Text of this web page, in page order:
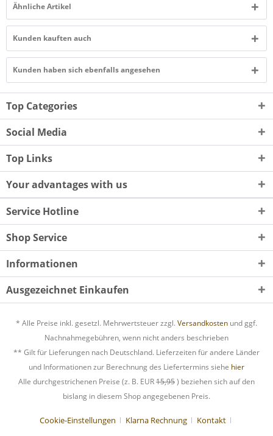
Ähnliche Artikel
Kunden kauften auch
Kunden haben sich ebenfalls angesehen
Top Categories
Social Media
Top Links
Your advantages with us
Service Hotline
Shop Service
Informationen
Ausgezeichnet Einkaufen
* Alle Preise inkl. gesetzl. Mehrwertsteuer zzgl. Versandkosten und ggf.
Nachnahmegebühren, wenn nicht anders beschrieben
** Gilt für Lieferungen nach Deutschland. Lieferzeiten für andere Länder
und Informationen zur Berechnung des Liefertermins siehe hier
Alle durchgestrichenen Preise (z. B. EUR15,95) beziehen sich auf den
bislang in diesem Shop angegebenen Preis.
Cookie-Einstellungen Klarna Rechnung
Kontakt